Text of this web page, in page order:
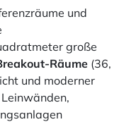
und
große
Räume (36,
und moderner